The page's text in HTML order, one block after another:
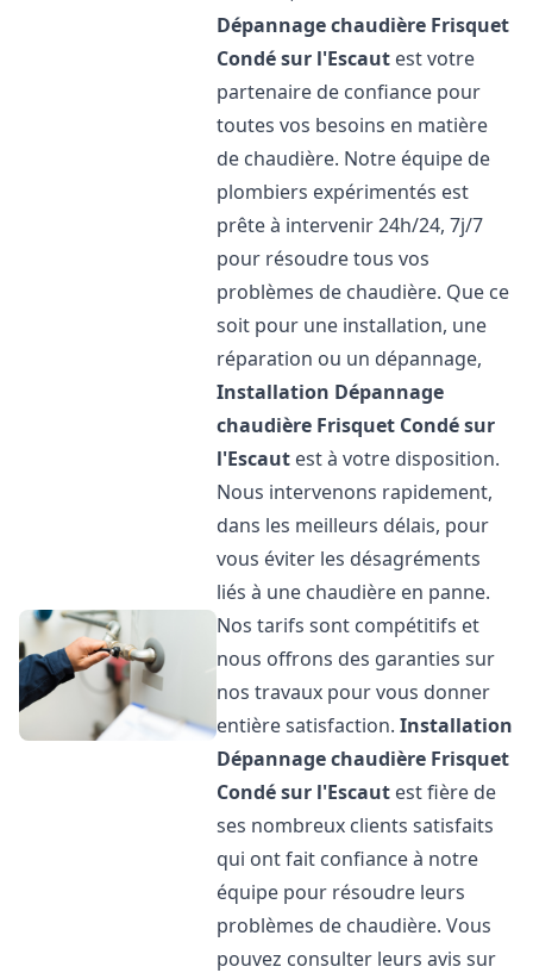
Dépannage chaudière Frisquet
Condé sur l'Escaut est votre
partenaire de confiance pour
toutes vos besoins en matière
de chaudière. Notre équipe de
plombiers expérimentés est
prête à intervenir 24h/24, 7j/7
pour résoudre tous vos
problèmes de chaudière. Que ce
soit pour une installation, une
réparation ou un dépannage,
Installation Dépannage
chaudière Frisquet Condé sur
l'Escaut est à votre disposition.
Nous intervenons rapidement,
dans les meilleurs délais, pour
vous éviter les désagréments
liés à une chaudière en panne.
Nos tarifs sont compétitifs et
nous offrons des garanties sur
nos travaux pour vous donner
entière satisfaction.Installation
Dépannage chaudière Frisquet
Condé sur l'Escaut est fière de
ses nombreux clients satisfaits
qui ont fait confiance à notre
équipe pour résoudre leurs
problèmes de chaudière. Vous
pouvez consulter leurs avis sur